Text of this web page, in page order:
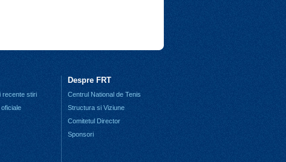
recente stiri
Despre FRT
Centrul National de Tenis
Structura si Viziune
Comitetul Director
Sponsori